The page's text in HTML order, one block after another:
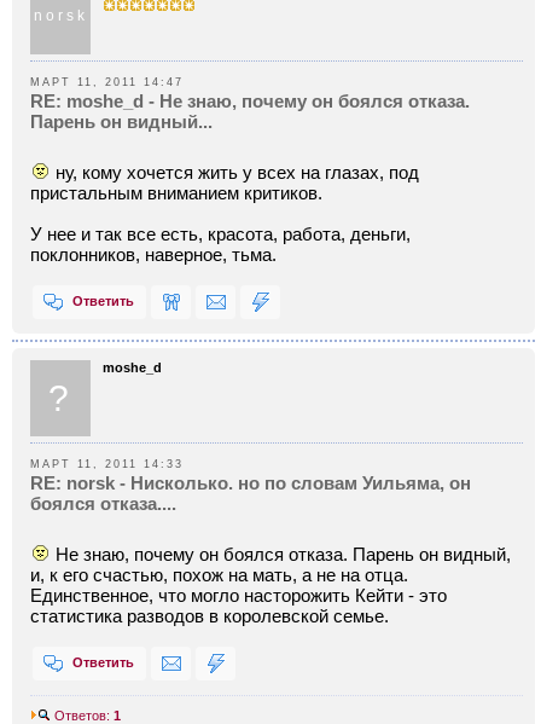
norsk
МАРТ 11, 2011 14:47
RE: moshe_d - Не знаю, почему он боялся отказа.
Парень он видный...
ну, кому xочется жить у всеx на глазаx, под
пристальным вниманием критиков.
У нее и так все есть, красота, работа, деньги,
поклонников, наверное, тьма.
Ответить
?
moshe_d
МАРТ 11, 2011 14:33
RE: norsk - Нисколько. но по словам Уильяма, он
боялся отказа....
Не знаю, почему он боялся отказа. Парень он видный,
и, к его счастью, похож на мать, а не на отца.
Единственное, что могло насторожить Кейти - это
статистика разводов в королевской семье.
Ответить
Ответов: 1